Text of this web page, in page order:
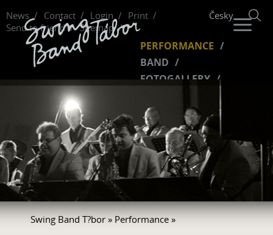
News Contact Login
Print
Send to friend
Sitemap
Česky
PERFORMANCE
BAND
FOTOGALLERY
FUNCLUB
Swing Band T?bor » Performance »